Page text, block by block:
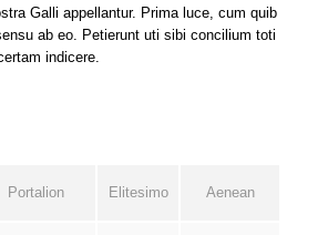
Galli appellantur. Prima luce, cum quib
ab eo. Petierunt uti sibi concilium toti
indicere.
Portalion Elitesimo Aenean